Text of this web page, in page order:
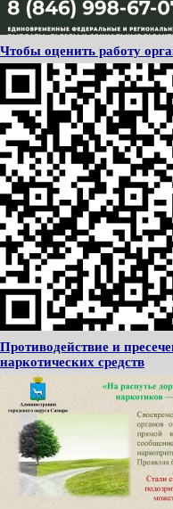
Чтобы оценить работу
Противодействие и
наркотических средств